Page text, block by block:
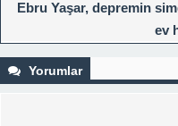
Ebru Yaşar, depremin
ev
Yorumlar